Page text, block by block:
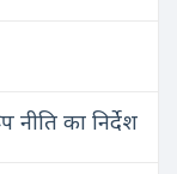
नीति का निर्देश